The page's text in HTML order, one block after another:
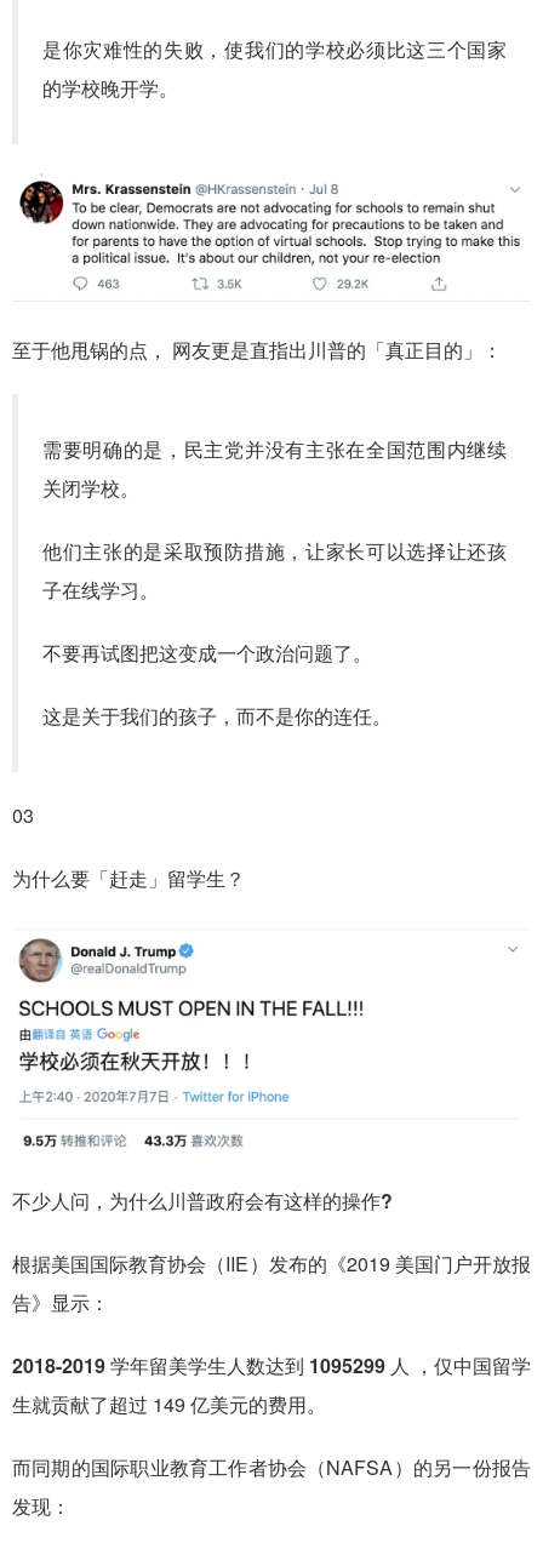
是你灾难性的失败，使我们的学校必须比这三个国家
的学校晚开学。
至于他甩锅的点， 网友更是直指出川普的「真正目的」：
需要明确的是，民主党并没有主张在全国范围内继续
关闭学校。
他们主张的是采取预防措施，让家长可以选择让还孩
子在线学习。
不要再试图把这变成一个政治问题了。
这是关于我们的孩子，而不是你的连任。
03
为什么要「赶走」留学生？
不少人问，为什么川普政府会有这样的操作?
根据美国国际教育协会（IIE）发布的《2019 美国门户开放报
告》显示：
2018-2019 学年留美学生人数达到 1095299 人 ，仅中国留学
生就贡献了超过 149 亿美元的费用。
而同期的国际职业教育工作者协会（NAFSA）的另一份报告
发现：